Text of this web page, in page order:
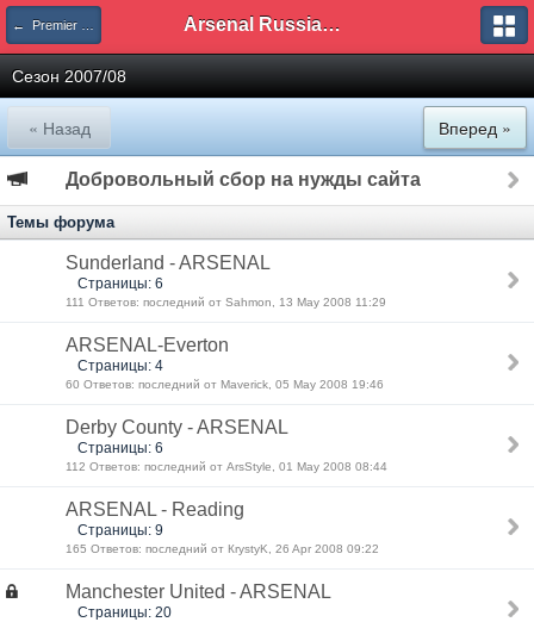
← Premier League Arsenal Russian Speaking Supporters Club
Сезон 2007/08
« Назад Вперед »
Добровольный сбор на нужды сайта
Темы форума
Sunderland - ARSENAL
Страницы: 6
111 Ответов: последний от Sahmon, 13 May 2008 11:29
ARSENAL-Everton
Страницы: 4
60 Ответов: последний от Maverick, 05 May 2008 19:46
Derby County - ARSENAL
Страницы: 6
112 Ответов: последний от ArsStyle, 01 May 2008 08:44
ARSENAL - Reading
Страницы: 9
165 Ответов: последний от КrystyK, 26 Apr 2008 09:22
Manchester United - ARSENAL
Страницы: 20